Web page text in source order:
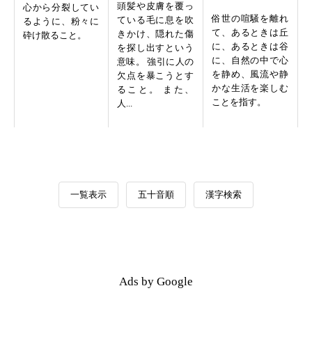
心から分裂してい
るように、粉々に
砕け散ること。
頭髪や皮膚を覆っ
ている毛に息を吹
きかけ、隠れた傷
を探し出すという
意味。 強引に人の
欠点を暴こうとす
ること。 また、
人...
俗世の喧騒を離れ
て、あるときは丘
に、あるときは谷
に、自然の中で心
を静め、風流や静
かな生活を楽しむ
ことを指す。
一覧表示 五十音順 漢字検索
Ads by Google